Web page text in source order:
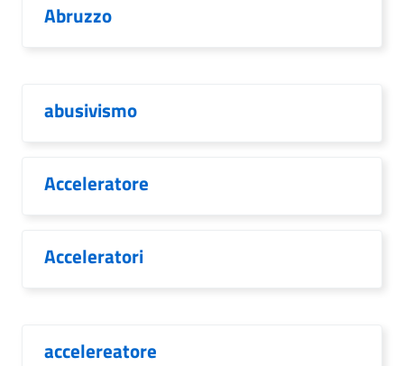
Abruzzo
abusivismo
Acceleratore
Acceleratori
accelereatore